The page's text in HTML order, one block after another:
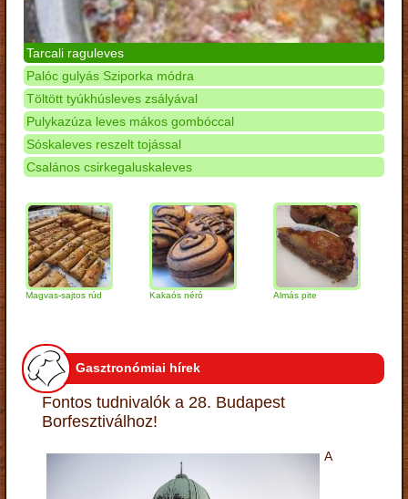
Tarcali raguleves
Palóc gulyás Sziporka módra
Töltött tyúkhúsleves zsályával
Pulykazúza leves mákos gombóccal
Sóskaleves reszelt tojással
Csalános csirkegaluskaleves
sajtos rúd Kakaós néró Almás pite
Gasztronómiai hírek
Fontos tudnivalók a 28. Budapest
Borfesztiválhoz!
A